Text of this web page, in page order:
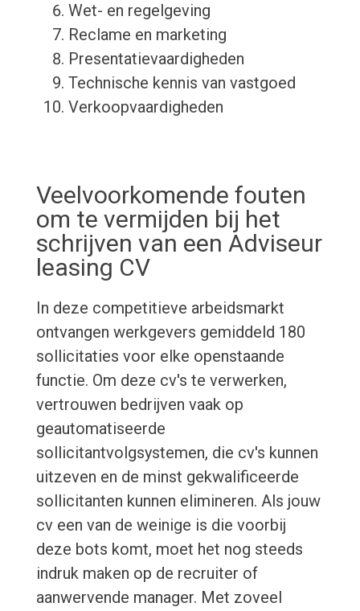
Wet- en regelgeving
Reclame en marketing
Presentatievaardigheden
Technische kennis van vastgoed
Verkoopvaardigheden
Veelvoorkomende fouten
om te vermijden bij het
schrijven van een Adviseur
leasing CV
In deze competitieve arbeidsmarkt
ontvangen werkgevers gemiddeld 180
sollicitaties voor elke openstaande
functie. Om deze cv's te verwerken,
vertrouwen bedrijven vaak op
geautomatiseerde
sollicitantvolgsystemen, die cv's kunnen
uitzeven en de minst gekwalificeerde
sollicitanten kunnen elimineren. Als jouw
cv een van de weinige is die voorbij
deze bots komt, moet het nog steeds
indruk maken op de recruiter of
aanwervende manager. Met zoveel